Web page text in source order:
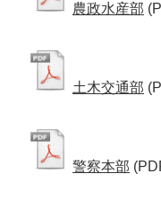
農政水産部
土木交通部
警察本部